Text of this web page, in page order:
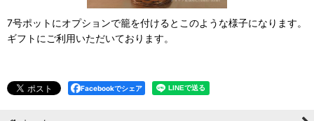
7号ポットにオプションで籠を付けるとこのような様子になります。
ギフトにご利用いただいております。
Facebookでシェア